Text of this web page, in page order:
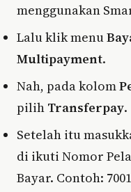
menggunakan
Lalu klik menu
Multipayment.
Nah, pada kolom
pilih Transferpay.
Setelah itu
di ikuti Nomor
Bayar. Contoh: